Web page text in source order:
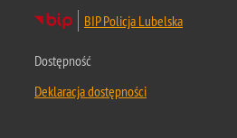
BIP Policja Lubelska
Dostępność
Deklaracja dostępności